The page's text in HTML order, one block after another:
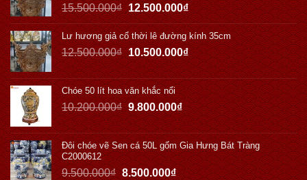
15.500.000₫ 12.500.000₫
Lư hương giả cổ thời lê đường kính 35cm
12.500.000₫ 10.500.000₫
Chóe 50 lít hoa văn khắc nổi
10.200.000₫ 9.800.000₫
Đôi chóe vẽ Sen cá 50L gốm Gia Hưng Bát Tràng
C2000612
9.500.000₫ 8.500.000₫